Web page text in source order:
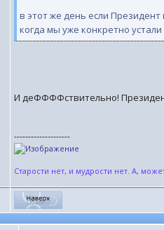
в этот же день если
когда мы уже конкретно
И деФФФФствительно!
--------------------
Старости нет, и мудрости нет. А,